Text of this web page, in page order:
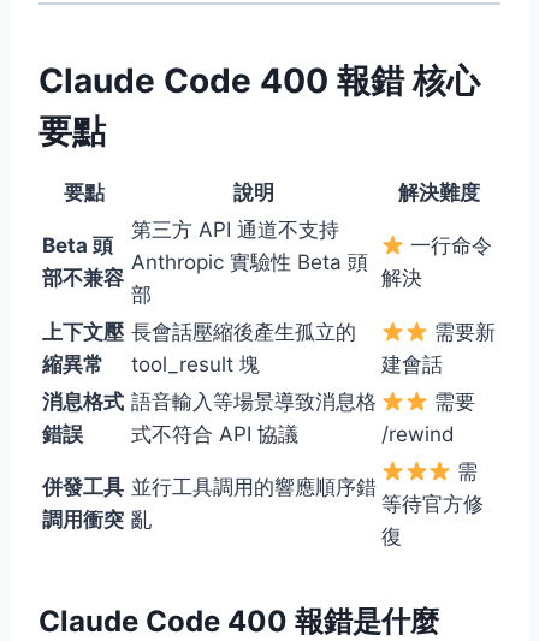
Claude Code 400 報錯 核心
要點
要點 說明 解決難度
Beta 頭
部不兼容
第三方 API 通道不支持
Anthropic 實驗性 Beta 頭
部
一行命令
解決
上下文壓
縮異常
長會話壓縮後產生孤立的
tool_result 塊
需要新
建會話
消息格式
錯誤
語音輸入等場景導致消息格
式不符合 API 協議
需要
/rewind
併發工具
調用衝突
並行工具調用的響應順序錯
亂
需
等待官方修
復
Claude Code 400 報錯是什麼